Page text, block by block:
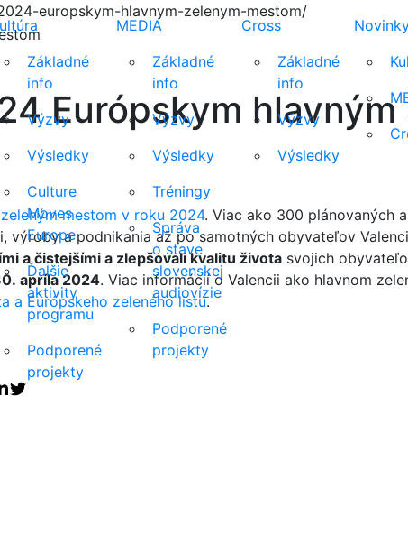
europskym-hlavnym-zelenym-mestom/
Základné
info
Výzvy
Výsledky
Culture
Moves
Europe
Ďalšie
aktivity
programu
Podporené
projekty
MEDIA
Základné
info
Výzvy
Výsledky
Tréningy
Správa
o stave
slovenskej
audiovízie
Podporené
projekty
Cross
Základné
info
Výzvy
Výsledky
Európskym hlavným
mestom v roku 2024. Viac ako 300 plánovaných
a podnikania až po samotných obyvateľov
a čistejšími a zlepšovali kvalitu života svojich
apríla 2024. Viac informácií o Valencii ako hlavnom
a Európskeho zeleného listu.